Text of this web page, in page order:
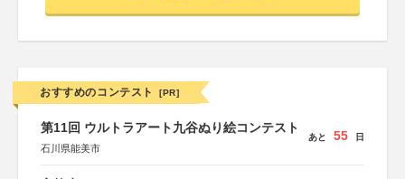
おすすめのコンテスト [PR]
第11回 ウルトラアート九谷ぬり絵コンテスト
石川県能美市
あと 55 日